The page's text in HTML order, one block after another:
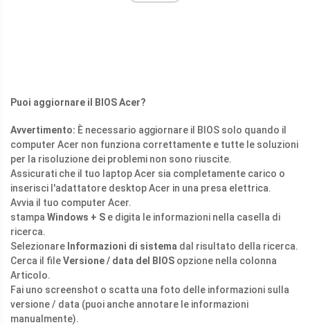
Puoi aggiornare il BIOS Acer?
Avvertimento: È necessario aggiornare il BIOS solo quando il
computer Acer non funziona correttamente e tutte le soluzioni
per la risoluzione dei problemi non sono riuscite.
Assicurati che il tuo laptop Acer sia completamente carico o
inserisci l'adattatore desktop Acer in una presa elettrica.
Avvia il tuo computer Acer.
stampa Windows + S e digita le informazioni nella casella di
ricerca.
Selezionare Informazioni di sistema dal risultato della ricerca.
Cerca il fileVersione / data del BIOS opzione nella colonna
Articolo.
Fai uno screenshot o scatta una foto delle informazioni sulla
versione / data (puoi anche annotare le informazioni
manualmente).